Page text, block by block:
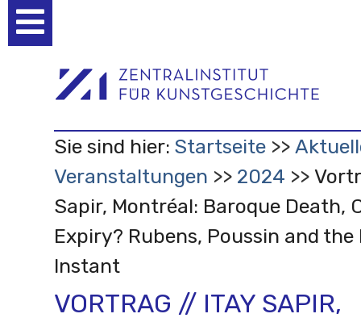
Werkzeuge
Sie sind hier: Startseite
Veranstaltungen
2024
Sapir, Montréal: Baroque Death,
Expiry? Rubens, Poussin and the
Instant
VORTRAG // ITAY SAPIR,